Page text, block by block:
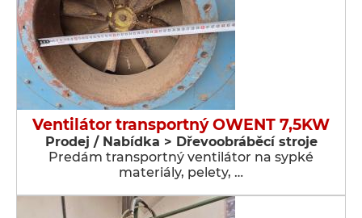
Ventilátor transportný OWENT 7,5KW
Prodej / Nabídka > Dřevoobráběcí stroje
Predám transportný ventilátor na sypké
materiály, pelety, …